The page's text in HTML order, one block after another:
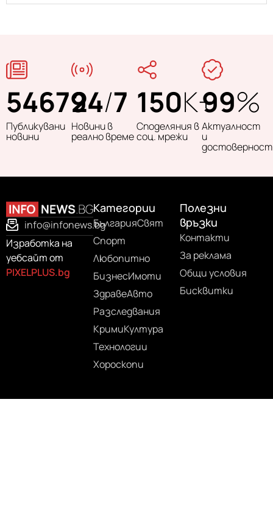
54679
Публикувани
новини
24/7
Новини в
реално време
150K+
Споделяния в
соц. мрежи
99%
Актуалност
и
достоверност
info@infonews.bg
Изработка на
уебсайт от
PIXELPLUS.bg
Категории
БългарияСвят
Спорт
Любопитно
БизнесИмоти
ЗдравеАвто
Разследвания
КримиКултура
Технологии
Хороскопи
Полезни
връзки
Контакти
За реклама
Общи условия
Бисквитки